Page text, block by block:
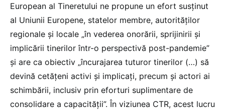
European al Tineretului ne propune un efort susținut
al Uniunii Europene, statelor membre, autorităților
regionale și locale „în vederea onorării, sprijinirii și
implicării tinerilor într-o perspectivă post-pandemie”
și are ca obiectiv „încurajarea tuturor tinerilor (…) să
devină cetățeni activi și implicați, precum și actori ai
schimbării, inclusiv prin eforturi suplimentare de
consolidare a capacității”. În viziunea CTR, acest lucru